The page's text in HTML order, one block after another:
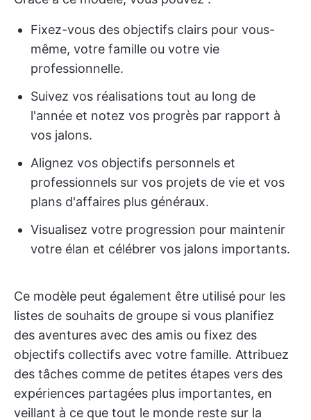
Fixez-vous des objectifs clairs pour vous-
même, votre famille ou votre vie
professionnelle.
Suivez vos réalisations tout au long de
l'année et notez vos progrès par rapport à
vos jalons.
Alignez vos objectifs personnels et
professionnels sur vos projets de vie et vos
plans d'affaires plus généraux.
Visualisez votre progression pour maintenir
votre élan et célébrer vos jalons importants.
Ce modèle peut également être utilisé pour les
listes de souhaits de groupe si vous planifiez
des aventures avec des amis ou fixez des
objectifs collectifs avec votre famille. Attribuez
des tâches comme de petites étapes vers des
expériences partagées plus importantes, en
veillant à ce que tout le monde reste sur la